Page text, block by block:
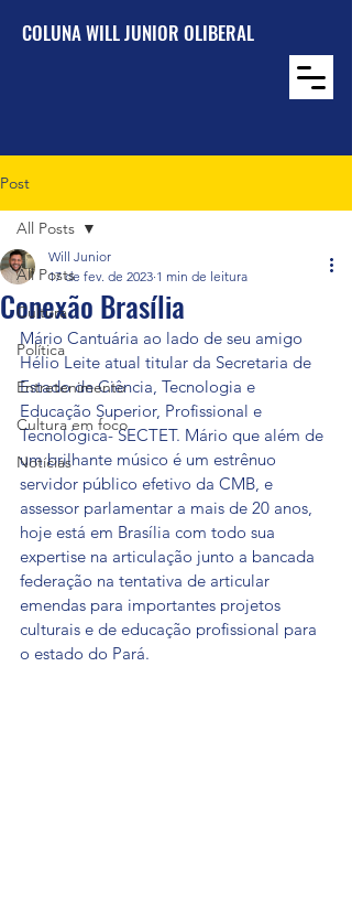
COLUNA WILL JUNIOR OLIBERAL
Post
All Posts
Cultura
Política
Entretenimento
Cultura em foco
Notícias
All Posts
Conexão Brasília
Will Junior
17 de fev. de 2023 1 min de leitura
Mário Cantuária ao lado de seu amigo
Hélio Leite atual titular da Secretaria de
Estado de Ciência, Tecnologia e
Educação Superior, Profissional e
Tecnológica- SECTET. Mário que além de
um brilhante músico é um estrênuo
servidor público efetivo da CMB, e
assessor parlamentar a mais de 20 anos,
hoje está em Brasília com todo sua
expertise na articulação junto a bancada
federação na tentativa de articular
emendas para importantes projetos
culturais e de educação profissional para
o estado do Pará.